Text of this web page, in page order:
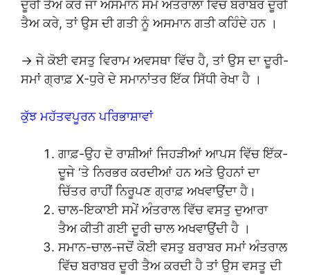
ਦੂਰੀ ਤੈਅ ਕਰੇ ਜਾਂ ਅਸਮਾਨ ਸਮੇਂ ਅੰਤਰਾਲਾਂ ਵਿੱਚ ਬਰਾਬਰ ਦੂਰੀ
ਤੈਅ ਕਰੇ, ਤਾਂ ਉਸ ਦੀ ਗਤੀ ਨੂੰ ਅਸਮਾਨ ਗਤੀ ਕਹਿੰਦੇ ਹਨ ।
→ ਜੇ ਕੋਈ ਵਸਤੁ ਵਿਰਾਮ ਅਵਸਥਾ ਵਿੱਚ ਹੈ, ਤਾਂ ਉਸ ਦਾ ਦੂਰੀ-
ਸਮਾਂ ਗ੍ਰਾਫ਼ X-ਧੁਰੇ ਦੇ ਸਮਾਨਾਂਤਰ ਇੱਕ ਸਿੱਧੀ ਰੇਖਾ ਹੈ ।
ਕੁੱਝ ਮਹੱਤਵਪੂਰਨ ਪਰਿਭਾਸ਼ਾਵਾਂ
ਗਾਫ਼-ਉਹ ਦੋ ਰਾਸ਼ੀਆਂ ਜਿਹੜੀਆਂ ਆਪਸ ਵਿੱਚ ਇੱਕ-
ਦੂਜੇ ‘ਤੇ ਨਿਰਭਰ ਕਰਦੀਆਂ ਹਨ ਅਤੇ ਉਹਨਾਂ ਦਾ
ਚਿੱਤਰ ਰਾਹੀਂ ਨਿਰੂਪਣ ਗ੍ਰਾਫ਼ ਅਖਵਾਉਂਦਾ ਹੈ।
ਚਾਲ-ਇਕਾਈ ਸਮੇਂ ਅੰਤਰਾਲ ਵਿੱਚ ਵਸਤੁ ਦੁਆਰਾ
ਤੈਅ ਕੀਤੀ ਗਈ ਦੂਰੀ ਚਾਲ ਅਖਵਾਉਂਦੀ ਹੈ ।
ਸਮਾਨ-ਚਾਲ-ਜਦੋਂ ਕੋਈ ਵਸਤੁ ਬਰਾਬਰ ਸਮਾਂ ਅੰਤਰਾਲ
ਵਿੱਚ ਬਰਾਬਰ ਦੂਰੀ ਤੈਅ ਕਰਦੀ ਹੈ ਤਾਂ ਉਸ ਵਸਤੂ ਦੀ